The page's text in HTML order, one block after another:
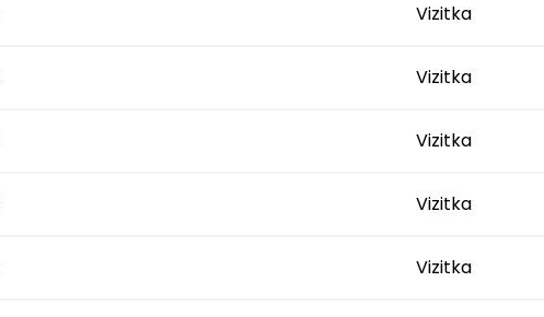
Vizitka
Vizitka
Vizitka
Vizitka
Vizitka